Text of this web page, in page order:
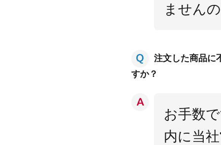
ません
注文した商品に
すか？
お手数
内に当